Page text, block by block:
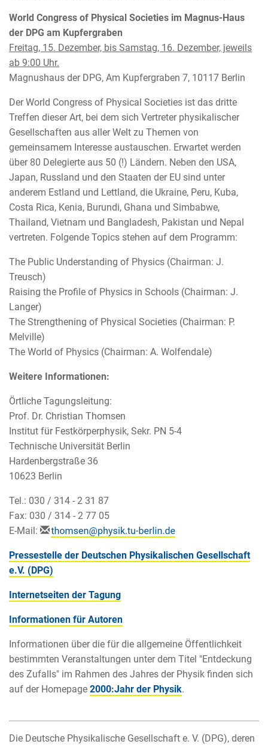
World Congress of Physical Societies im Magnus-Haus
der DPG am Kupfergraben
Freitag, 15. Dezember, bis Samstag, 16. Dezember, jeweils
ab 9:00 Uhr.
Magnushaus der DPG, Am Kupfergraben 7, 10117 Berlin
Der World Congress of Physical Societies ist das dritte
Treffen dieser Art, bei dem sich Vertreter physikalischer
Gesellschaften aus aller Welt zu Themen von
gemeinsamem Interesse austauschen. Erwartet werden
über 80 Delegierte aus 50 (!) Ländern. Neben den USA,
Japan, Russland und den Staaten der EU sind unter
anderem Estland und Lettland, die Ukraine, Peru, Kuba,
Costa Rica, Kenia, Burundi, Ghana und Simbabwe,
Thailand, Vietnam und Bangladesh, Pakistan und Nepal
vertreten. Folgende Topics stehen auf dem Programm:
The Public Understanding of Physics (Chairman: J.
Treusch)
Raising the Profile of Physics in Schools (Chairman: J.
Langer)
The Strengthening of Physical Societies (Chairman: P.
Melville)
The World of Physics (Chairman: A. Wolfendale)
Weitere Informationen:
Örtliche Tagungsleitung:
Prof. Dr. Christian Thomsen
Institut für Festkörperphysik, Sekr. PN 5-4
Technische Universität Berlin
Hardenbergstraße 36
10623 Berlin
Tel.: 030 / 314 - 2 31 87
Fax: 030 / 314 - 2 77 05
E-Mail:
Pressestelle der Deutschen Physikalischen Gesellschaft
e.V. (DPG)
Internetseiten der Tagung
Informationen für Autoren
Informationen über die für die allgemeine Öffentlichkeit
bestimmten Veranstaltungen unter dem Titel "Entdeckung
des Zufalls" im Rahmen des Jahres der Physik finden sich
auf der Homepage 2000:Jahr der Physik.
Die Deutsche Physikalische Gesellschaft e. V. (DPG), deren